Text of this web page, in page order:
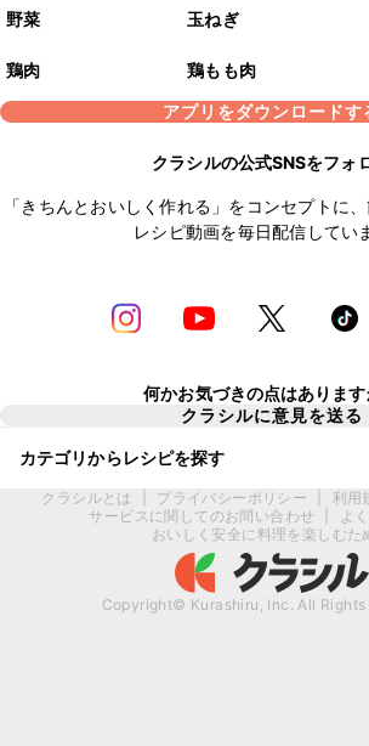
野菜 玉ねぎ
鶏肉
鶏もも肉
アプリをダウンロードす
クラシルの公式SNSをフォ
「きちんとおいしく作れる」をコンセプトに
レシピ動画を毎日配信してい
何かお気づきの点はあります
クラシルに意見を送る
カテゴリからレシピを探す
クラシルとは プライバシーポリシー 利用
サービスに関してのお問い合わせ
よ
おいしく安全に料理を楽しむた
Copyright© Kurashiru, Inc. All Rights